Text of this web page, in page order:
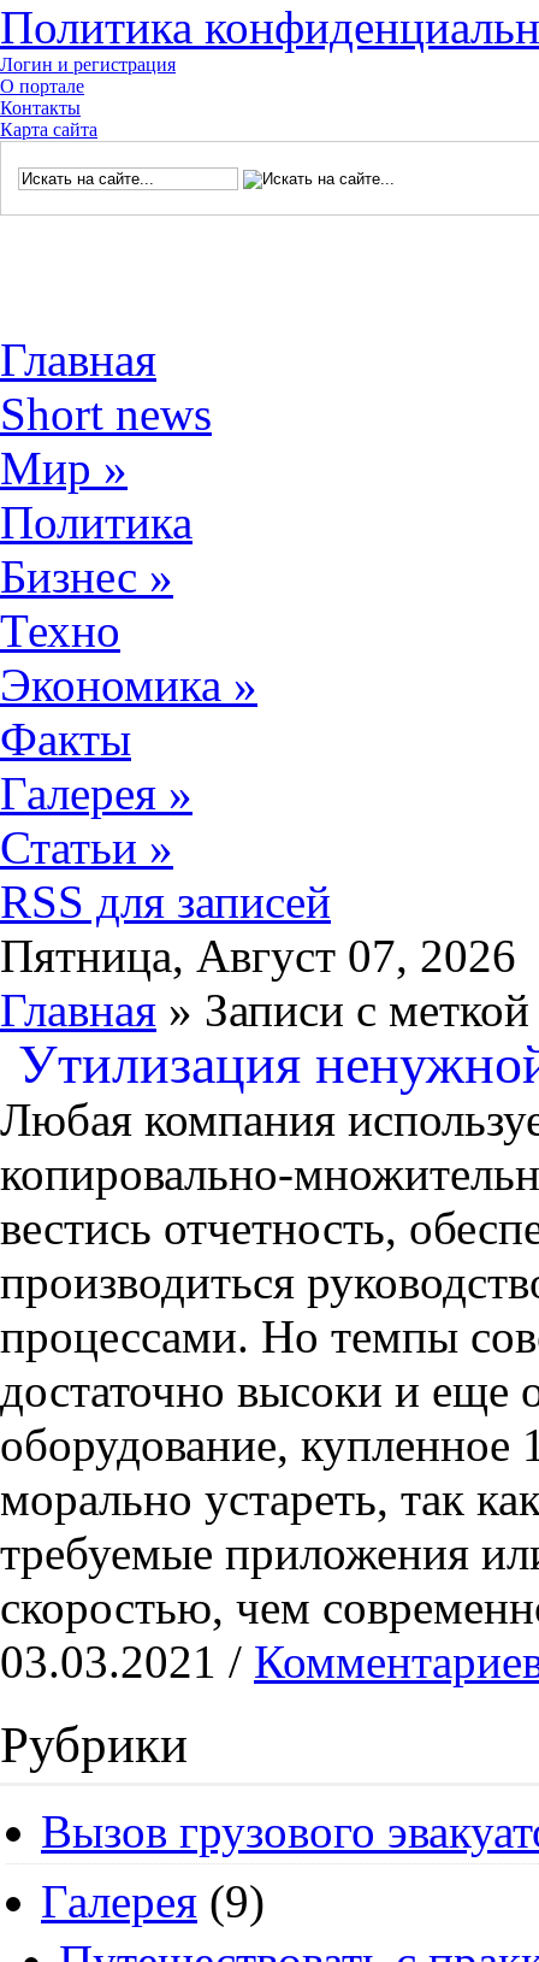
Политика
Логин и регистрация
О портале
Контакты
Карта сайта
Главная
Short news
Мир »
Политика
Бизнес »
Техно
Экономика »
Факты
Галерея »
Статьи »
RSS для записей
Пятница, Август 07, 2026
Главная » Записи с
Утилизация
Любая компания
копировально-
вестись отчетность,
производиться
процессами. Но темпы
достаточно высоки и еще
оборудование, купленное
морально устареть, так
требуемые приложения
скоростью, чем
03.03.2021 /
Рубрики
Вызов грузового
Галерея (9)